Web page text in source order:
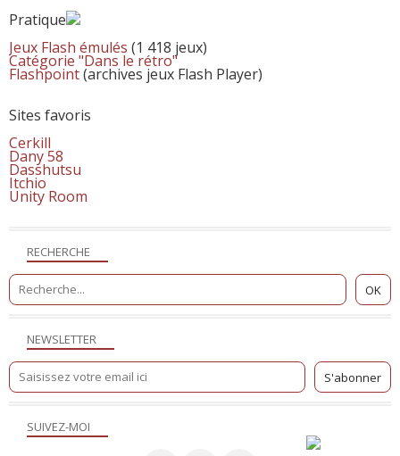
NEWSLETTER
SUIVEZ-MOI
RECHERCHE
Pratique
Jeux Flash émulés (1 418 jeux)
Catégorie "Dans le rétro"
Flashpoint(archives jeux Flash Player)
Sites favoris
Cerkill
Dany 58
Dasshutsu
Itchio
Unity Room